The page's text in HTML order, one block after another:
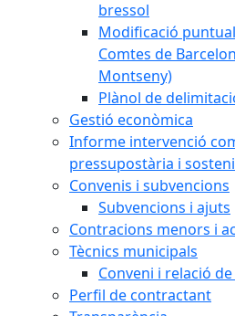
bressol
Modificació
Comtes de
Montseny)
Plànol de
Gestió econòmica
Informe intervenció
pressupostària i
Convenis i subvencions
Subvencions i ajuts
Contracions menors i
Tècnics municipals
Conveni i relació
Perfil de contractant